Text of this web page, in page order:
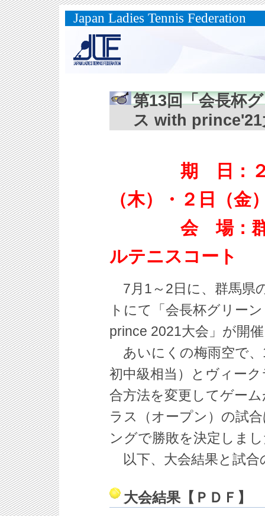
Japan Ladies Tennis Federation
第13回「会長杯
ス with prince'21
期 日：２０
（木）・２
会 場：群馬
ルテニスコート
7月1～2日に、群馬県
トにて「会長杯グリー
prince 2021大会」が開
あいにくの梅雨空で、
初中級相当）とヴィー
合方法を変更してゲー
ラス（オープン）の試
ングで勝敗を決定しま
以下、大会結果と試合
大会結果【ＰＤＦ】